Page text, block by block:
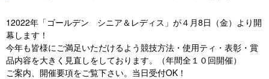
12022年「ゴールデン シニア＆レディス」が４月8日（金）より開
幕します！
今年も皆様にご満足いただけるよう競技方法・使用ティ・表彰・賞
品内容を大きく見直しをしております。（年間全１０回開催）
ご案内、開催要項をご覧下さい。当日受付OK！